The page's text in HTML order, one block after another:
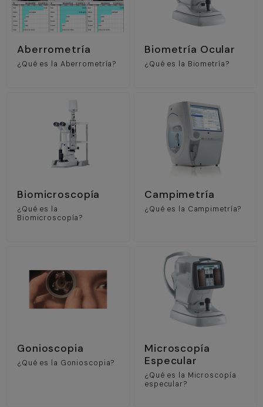
Aberrometría
¿Qué es la Aberrometría?
Biometría Ocular
¿Qué es la Biometría?
Biomicroscopía
¿Qué es la
Biomicroscopía?
Campimetría
¿Qué es la Campimetría?
Gonioscopia
¿Qué es la Gonioscopia?
Microscopía
Especular
¿Qué es la Microscopía
especular?